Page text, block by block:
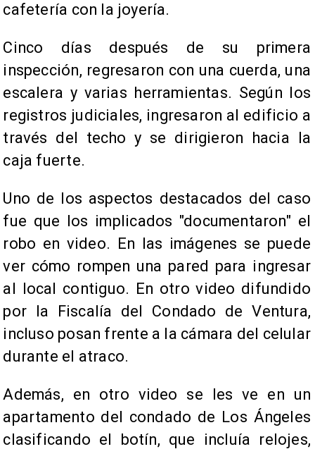
cafetería con la joyería.
Cinco días después de su primera
inspección, regresaron con una cuerda, una
escalera y varias herramientas. Según los
registros judiciales, ingresaron al edificio a
través del techo y se dirigieron hacia la
caja fuerte.
Uno de los aspectos destacados del caso
fue que los implicados "documentaron" el
robo en video. En las imágenes se puede
ver cómo rompen una pared para ingresar
al local contiguo. En otro video difundido
por la Fiscalía del Condado de Ventura,
incluso posan frente a la cámara del celular
durante el atraco.
Además, en otro video se les ve en un
apartamento del condado de Los Ángeles
clasificando el botín, que incluía relojes,